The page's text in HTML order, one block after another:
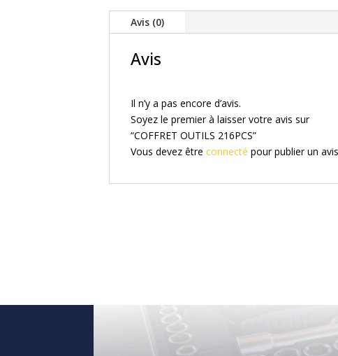
Avis (0)
Avis
Il n’y a pas encore d’avis.
Soyez le premier à laisser votre avis sur
“COFFRET OUTILS 216PCS”
Vous devez être connecté pour publier un